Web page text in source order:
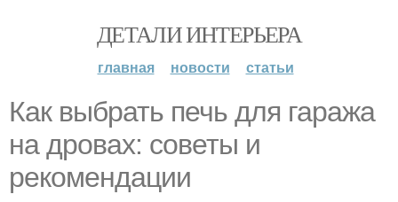
ДЕТАЛИ ИНТЕРЬЕРА
главная новости статьи
Как выбрать печь для гаража
на дровах: советы и
рекомендации